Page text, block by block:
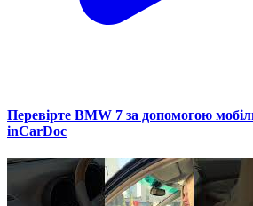
Перевірте BMW 7 за допомогою
inCarDoc